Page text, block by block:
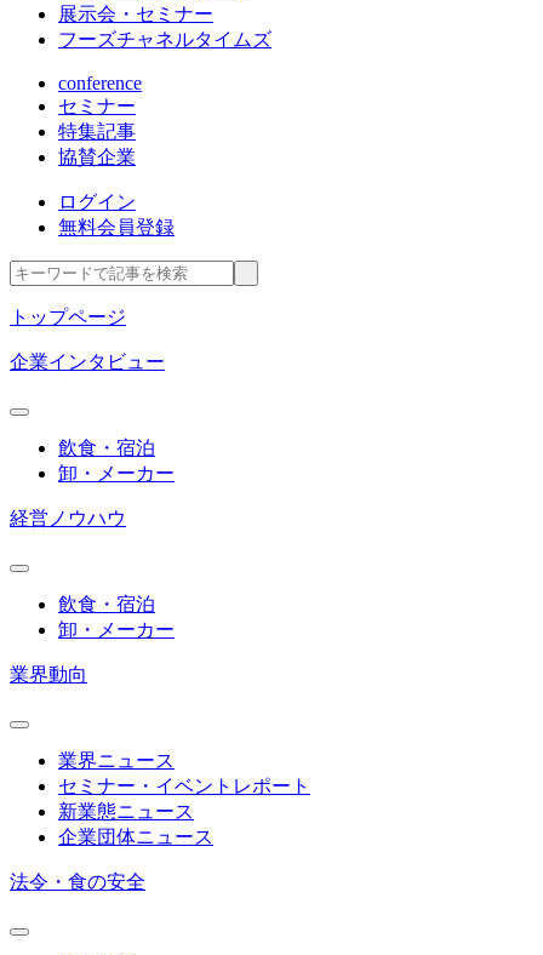
展示会・セミナー
フーズチャネルタイムズ
conference
セミナー
特集記事
協賛企業
ログイン
無料会員登録
トップページ
企業インタビュー
飲食・宿泊
卸・メーカー
経営ノウハウ
飲食・宿泊
卸・メーカー
業界動向
業界ニュース
セミナー・イベントレポート
新業態ニュース
企業団体ニュース
法令・食の安全